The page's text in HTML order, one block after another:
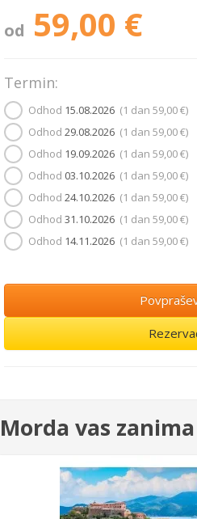
od 59,00 €
Termin:
Odhod 15.08.2026 (1 dan 59,00 €)
Odhod 29.08.2026 (1 dan 59,00 €)
Odhod 19.09.2026 (1 dan 59,00 €)
Odhod 03.10.2026 (1 dan 59,00 €)
Odhod 24.10.2026 (1 dan 59,00 €)
Odhod 31.10.2026 (1 dan 59,00 €)
Odhod 14.11.2026 (1 dan 59,00 €)
Morda vas